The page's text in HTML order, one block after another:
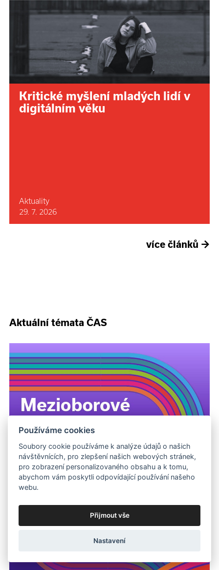
Kritické myšlení mladých lidí v
digitálním věku
Aktuality
29. 7. 2026
více článků →
Aktuální témata ČAS
Používáme cookies
Soubory cookie používáme k analýze údajů o našich
návštěvnících, pro zlepšení našich webových stránek,
pro zobrazení personalizovaného obsahu a k tomu,
abychom vám poskytli odpovídající používání našeho
webu.
Přijmout vše
Nastavení